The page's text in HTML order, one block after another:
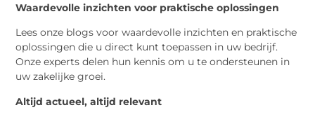
Waardevolle inzichten voor praktische oplossingen
Lees onze blogs voor waardevolle inzichten en praktische
oplossingen die u direct kunt toepassen in uw bedrijf.
Onze experts delen hun kennis om u te ondersteunen in
uw zakelijke groei.
Altijd actueel, altijd relevant